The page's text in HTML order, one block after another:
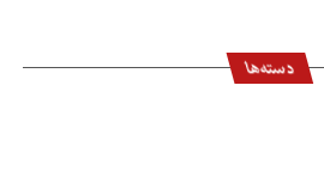
دسته‌ها